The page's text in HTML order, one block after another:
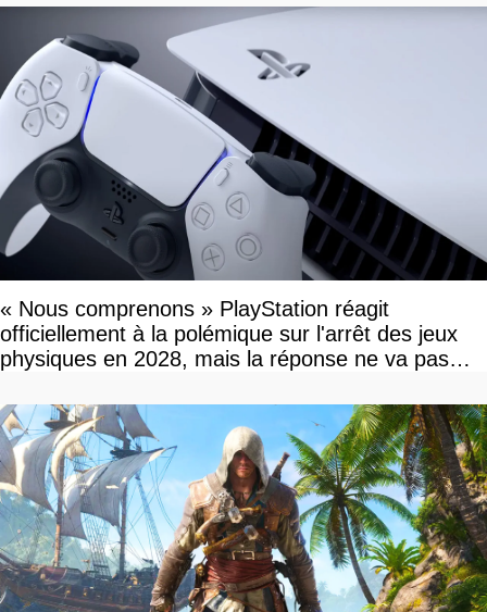
« Nous comprenons » PlayStation réagit
officiellement à la polémique sur l'arrêt des jeux
physiques en 2028, mais la réponse ne va pas